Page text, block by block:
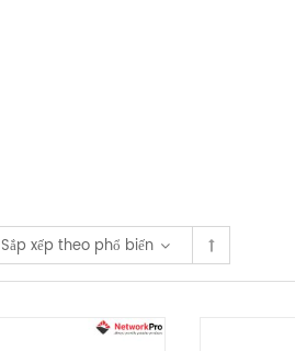
Sắp xếp theo phổ biến